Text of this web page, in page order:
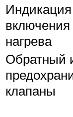
Индикация
включения
нагрева
Обратный
клапаны